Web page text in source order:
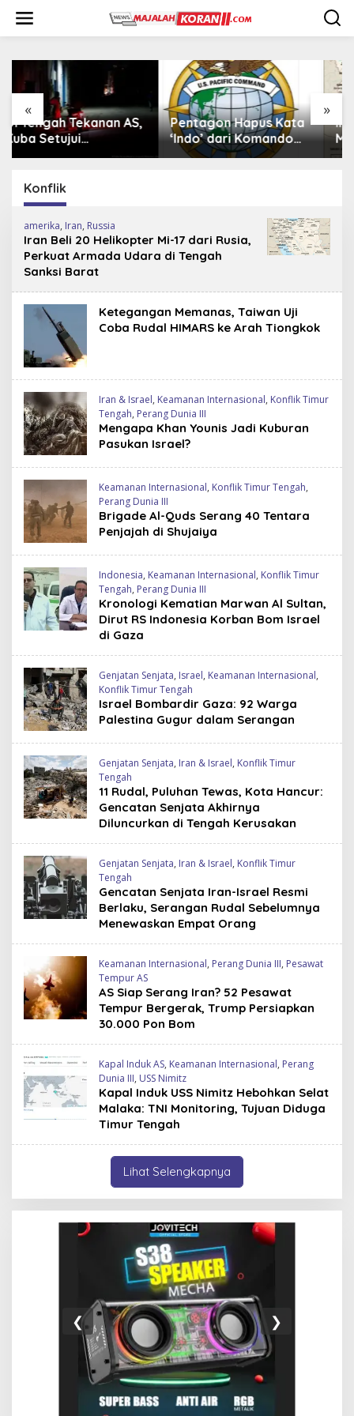
w
« »
Pentagon Hapus Kata
‘Indo’ dari Komando
Indo-Pasifik,
Iran Beli 20 Helikopter
Mi-17 dari Rusia,
Perkuat Armada Udara
Konflik
amerika, Iran, Russia
Iran Beli 20 Helikopter Mi-17 dari Rusia,
Perkuat Armada Udara di Tengah
Sanksi Barat
Ketegangan Memanas, Taiwan Uji
Coba Rudal HIMARS ke Arah Tiongkok
Iran & Israel, Keamanan Internasional, Konflik Timur
Tengah, Perang Dunia III
Mengapa Khan Younis Jadi Kuburan
Pasukan Israel?
Keamanan Internasional, Konflik Timur Tengah,
Perang Dunia III
Brigade Al-Quds Serang 40 Tentara
Penjajah di Shujaiya
Indonesia, Keamanan Internasional, Konflik Timur
Tengah, Perang Dunia III
Kronologi Kematian Marwan Al Sultan,
Dirut RS Indonesia Korban Bom Israel
di Gaza
Genjatan Senjata, Israel, Keamanan Internasional,
Konflik Timur Tengah
Israel Bombardir Gaza: 92 Warga
Palestina Gugur dalam Serangan
Genjatan Senjata, Iran & Israel, Konflik Timur
Tengah
11 Rudal, Puluhan Tewas, Kota Hancur:
Gencatan Senjata Akhirnya
Diluncurkan di Tengah Kerusakan
Genjatan Senjata, Iran & Israel, Konflik Timur
Tengah
Gencatan Senjata Iran-Israel Resmi
Berlaku, Serangan Rudal Sebelumnya
Menewaskan Empat Orang
Keamanan Internasional, Perang Dunia III, Pesawat
Tempur AS
AS Siap Serang Iran? 52 Pesawat
Tempur Bergerak, Trump Persiapkan
30.000 Pon Bom
Kapal Induk AS, Keamanan Internasional, Perang
Dunia III, USS Nimitz
Kapal Induk USS Nimitz Hebohkan Selat
Malaka: TNI Monitoring, Tujuan Diduga
Timur Tengah
Lihat Selengkapnya
❮ ❯